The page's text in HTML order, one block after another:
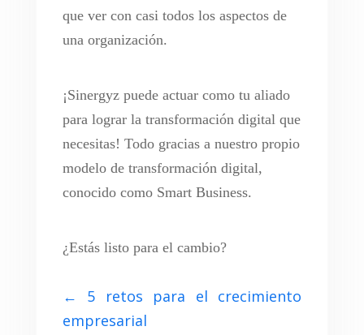
que ver con casi todos los aspectos de
una organización.
¡Sinergyz puede actuar como tu aliado
para lograr la transformación digital que
necesitas! Todo gracias a nuestro propio
modelo de transformación digital,
conocido como Smart Business.
¿Estás listo para el cambio?
← 5 retos para el crecimiento
empresarial